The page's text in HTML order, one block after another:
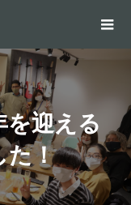
迎える
た！